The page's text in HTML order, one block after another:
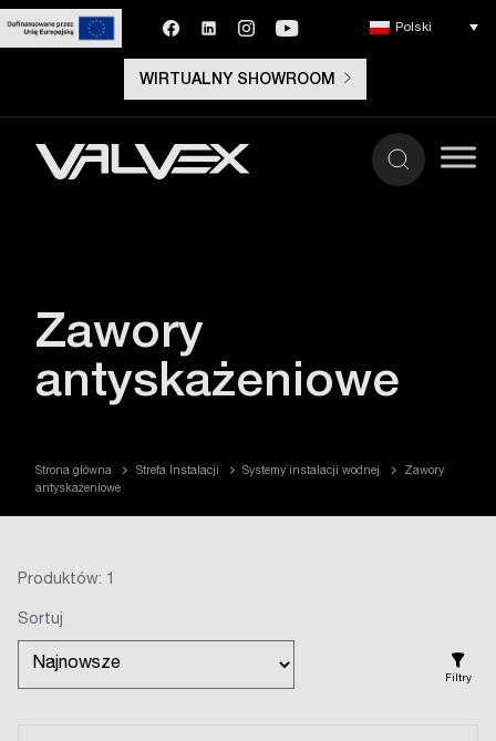
WIRTUALNY SHOWROOM
Polski
Zawory
antyskażeniowe
Strona główna Strefa Instalacji Systemy instalacji wodnej
Zawory
antyskażeniowe
Produktów: 1
Sortuj
Filtry